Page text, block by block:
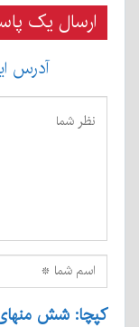
ارسال یک
آدرس
کپچا: شش